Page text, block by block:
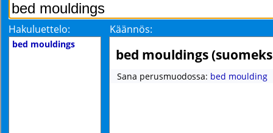
Hakuluettelo: Käännös:
bed mouldings
bed mouldings
Sana perusmuodossa: bed moulding